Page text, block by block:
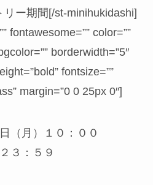
リー期間[/st-minihukidashi]
fontawesome=”” color=””
borderwidth=”5″
fontsize=””
margin=”0 0 25px 0″]
（月）１０：００
３：５９